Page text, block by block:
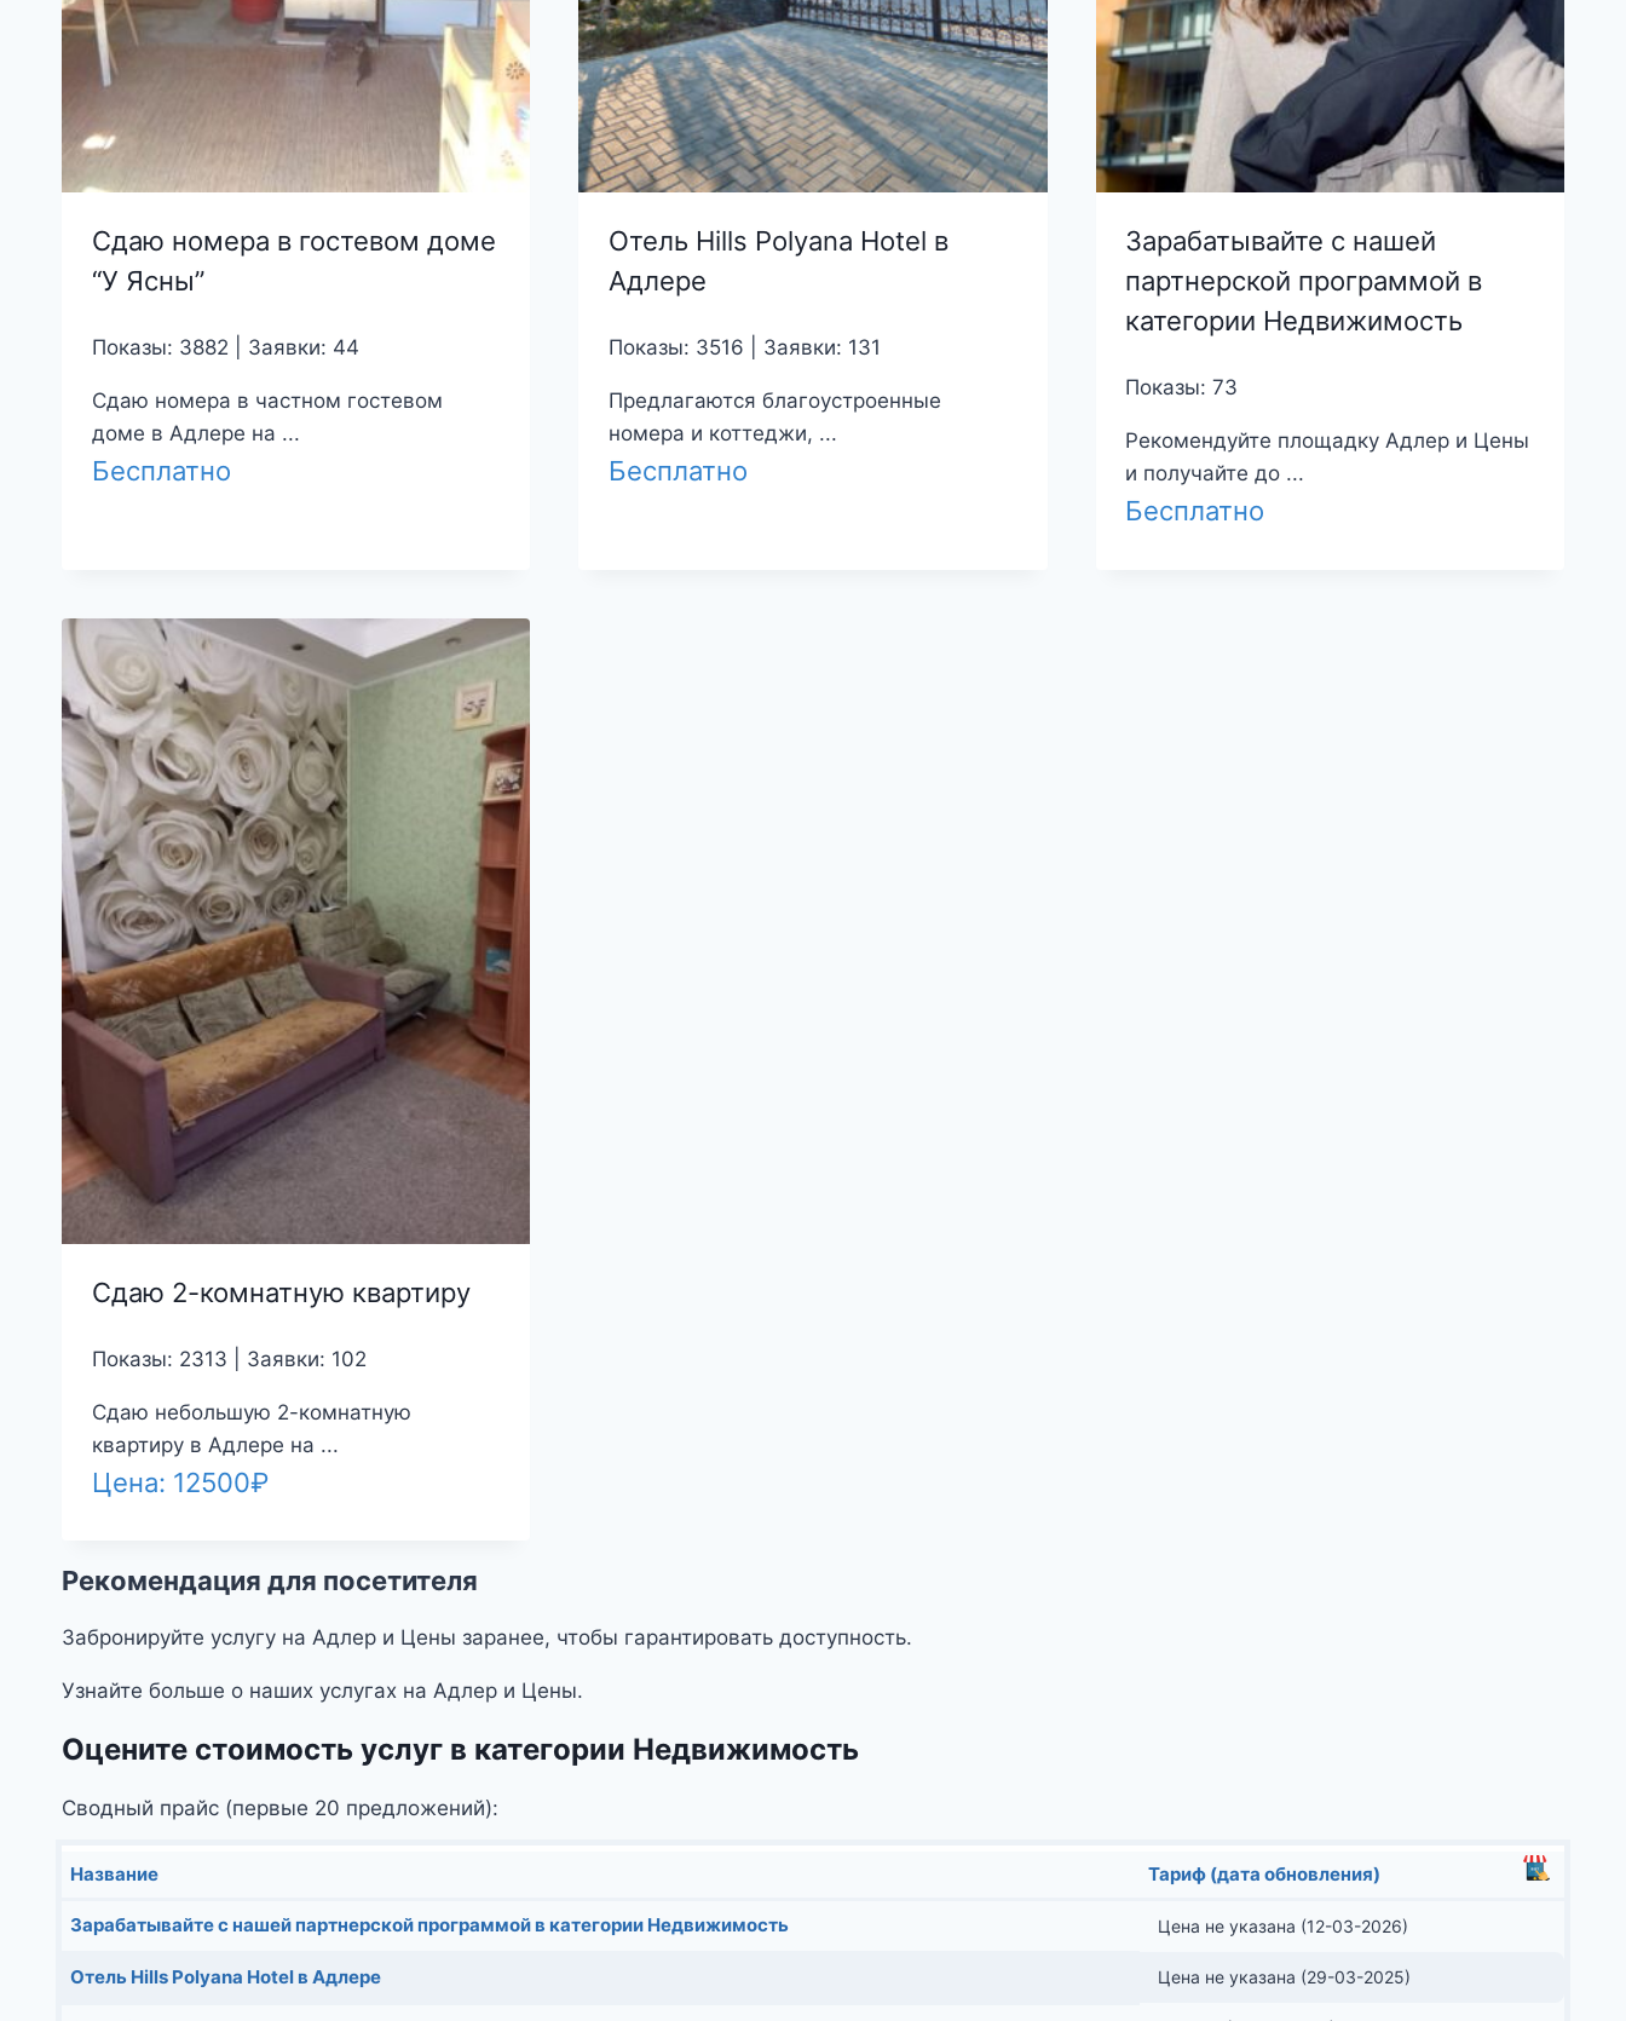
Сдаю номера в гостевом доме
“У Ясны”
Показы: 3882 | Заявки: 44
Сдаю номера в частном гостевом
доме в Адлере на ...
Бесплатно
Отель Hills Polyana Hotel в
Адлере
Показы: 3516 | Заявки: 131
Предлагаются благоустроенные
номера и коттеджи, ...
Бесплатно
Зарабатывайте с нашей
партнерской программой в
категории Недвижимость
Показы: 73
Рекомендуйте площадку Адлер и Цены
и получайте до ...
Бесплатно
Сдаю 2-комнатную квартиру
Показы: 2313 | Заявки: 102
Сдаю небольшую 2-комнатную
квартиру в Адлере на ...
Цена: 12500₽
Рекомендация для посетителя
Забронируйте услугу на Адлер и Цены заранее, чтобы гарантировать доступность.
Узнайте больше о наших услугах на Адлер и Цены.
Оцените стоимость услуг в категории Недвижимость
Сводный прайс (первые 20 предложений):
Название Тариф (дата обновления)
Зарабатывайте с нашей партнерской программой в категории Недвижимость Цена не указана (12-03-2026)
Отель Hills Polyana Hotel в Адлере Цена не указана (29-03-2025)